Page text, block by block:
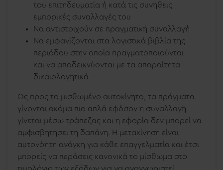
του επιτηδευματία ή κατά τις συνήθεις
εμπορικές συναλλαγές του
Να αντιστοιχούν σε πραγματική συναλλαγή
Να εμφανίζονται στα λογιστικά βιβλία της
περιόδου στην οποία πραγματοποιούνται
και να αποδεικνύονται με τα απαραίτητα
δικαιολογητικά
Ως προς το μισθωμένο αυτοκίνητο, τα πράγματα
γίνονται ακόμα πιο απλά εφόσον η συναλλαγή
γίνεται μέσω τράπεζας και η εφορία δεν μπορεί να
αμφισβητήσει τη δαπάνη. Η μετακίνηση είναι
αυτονόητη ανάγκη για κάθε επαγγελματία και έτσι
μπορείς να περάσεις κανονικά το μίσθωμα στο